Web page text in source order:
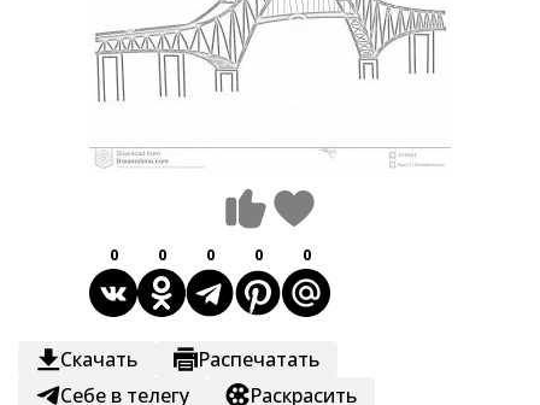
0 0 0 0 0
Скачать
Распечатать
Себе в телегу
Раскрасить